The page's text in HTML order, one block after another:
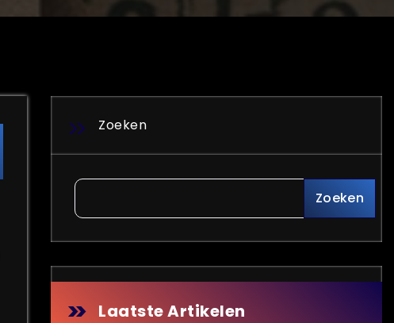
Zoeken
Zoeken
Laatste Artikelen